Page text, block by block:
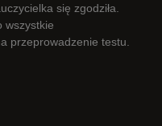
się zgodziła.
wszystkie
przeprowadzenie testu.